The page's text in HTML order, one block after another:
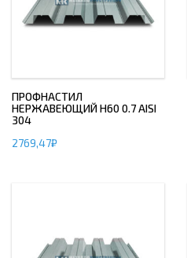
ПРОФНАСТИЛ
НЕРЖАВЕЮЩИЙ Н60 0.7 AISI
304
2769,47₽